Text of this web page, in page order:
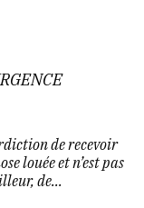
de recevoir
louée et n’est pas
de...